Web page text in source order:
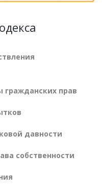
гражданских прав
давности
собственности